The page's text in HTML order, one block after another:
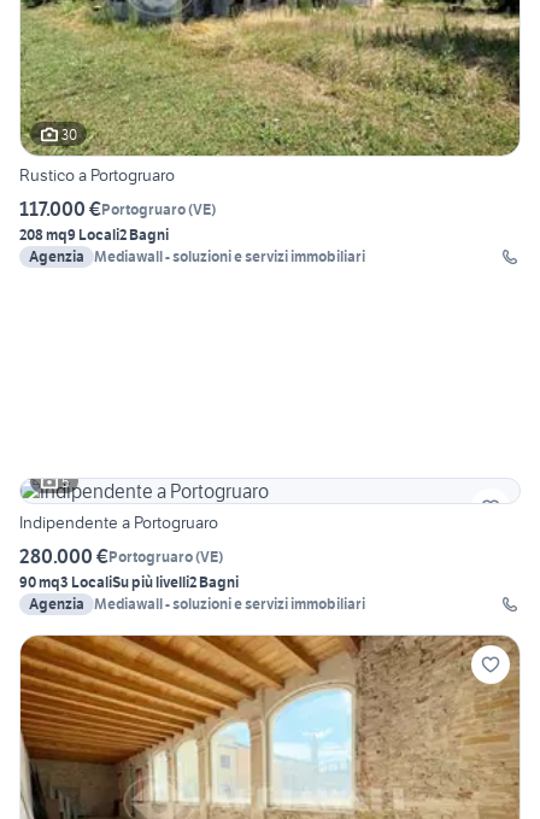
30
Rustico a Portogruaro
117.000 €Portogruaro(VE)
208 mq9 Locali2 Bagni
Agenzia Mediawall - soluzioni e servizi immobiliari
5
Indipendente a Portogruaro
280.000 €Portogruaro(VE)
90 mq3 LocaliSu più livelli2 Bagni
Agenzia Mediawall - soluzioni e servizi immobiliari